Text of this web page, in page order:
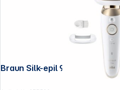
Braun Silk-epil 9-011 3D